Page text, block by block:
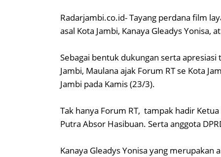
Radarjambi.co.id- Tayang perdana film
asal Kota Jambi, Kanaya Gleadys Yonisa,
Sebagai bentuk dukungan serta
Jambi, Maulana ajak Forum RT se Kota
Jambi pada Kamis (23/3).
Tak hanya Forum RT, tampak hadir
Putra Absor Hasibuan. Serta anggota
Kanaya Gleadys Yonisa yang merupakan